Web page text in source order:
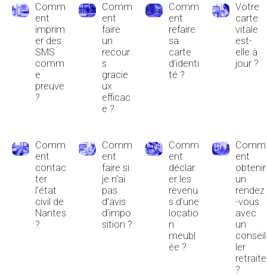
Comm
ent
imprim
er des
SMS
comm
e
preuve
?
Comm
ent
faire
un
recour
s
gracie
ux
efficac
e ?
Comm
ent
refaire
sa
carte
d’identi
té ?
Votre
carte
vitale
est-
elle à
jour ?
Comm
ent
contac
ter
l’état
civil de
Nantes
?
Comm
ent
faire si
je n’ai
pas
d’avis
d’impo
sition ?
Comm
ent
déclar
er les
revenu
s d’une
locatio
n
meubl
ée ?
Comm
ent
obtenir
un
rendez
-vous
avec
un
conseil
ler
retraite
?